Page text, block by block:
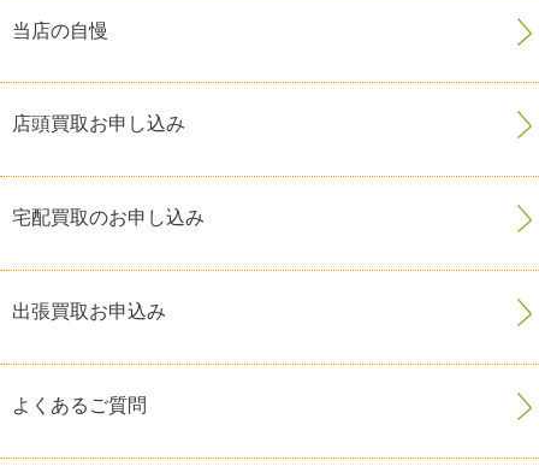
当店の自慢
店頭買取お申し込み
宅配買取のお申し込み
出張買取お申込み
よくあるご質問